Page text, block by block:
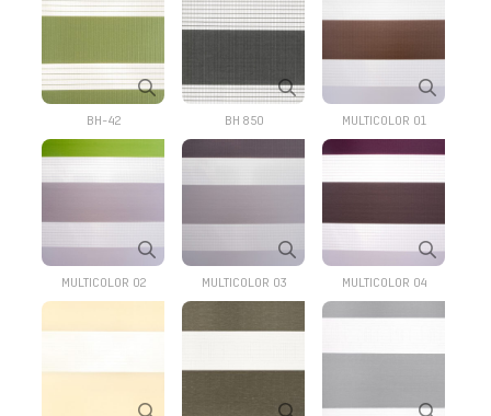
BH-42 BH 850 MULTICOLOR 01
MULTICOLOR 02 MULTICOLOR 03 MULTICOLOR 04